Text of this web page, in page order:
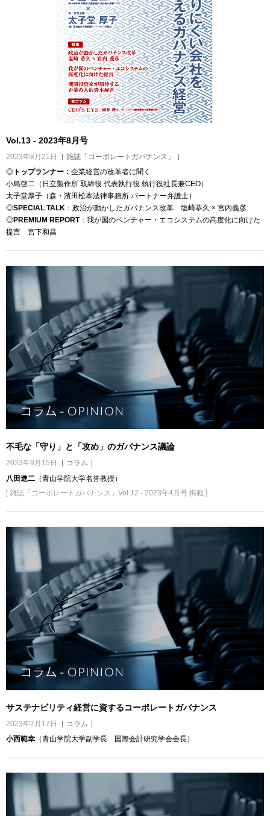
Vol.13 - 2023年8月号
2023年8月21日
［ 雑誌「コーポレートガバナンス」 ］
◎ トップランナー： 企業経営の改革者に聞く
小島啓二（日立製作所 取締役 代表執行役 執行役社長兼CEO）
太子堂厚子（森・濱田松本法律事務所 パートナー弁護士）
◎SPECIAL TALK ：政治が動かしたガバナンス改革 塩崎恭久 × 宮内義彦
◎PREMIUM REPORT：我が国のベンチャー・エコシステムの高度化に向けた
提言 宮下和昌
不毛な「守り」と「攻め」のガバナンス議論
2023年8月15日
［ コラム ］
八田進二 （青山学院大学名誉教授）
[ 雑誌「コーポレートガバナンス」Vol.12 - 2023年4月号 掲載 ]
サステナビリティ経営に資するコーポレートガバナンス
2023年7月17日
［ コラム ］
小西範幸 （青山学院大学副学長 国際会計研究学会会長）